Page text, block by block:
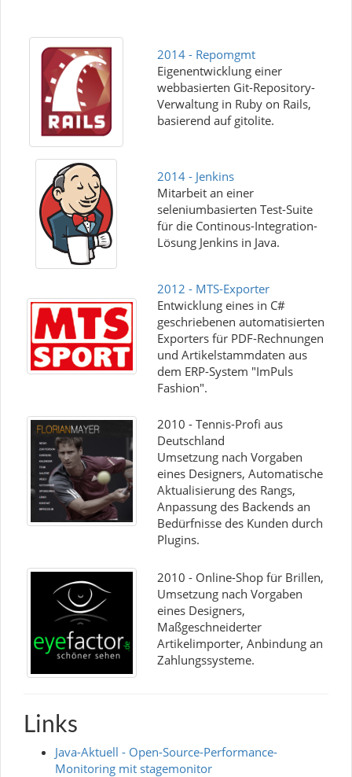
2014 - Repomgmt
Eigenentwicklung einer
webbasierten Git-Repository-
Verwaltung in Ruby on Rails,
basierend auf gitolite.
2014 - Jenkins
Mitarbeit an einer
seleniumbasierten Test-Suite
für die Continous-Integration-
Lösung Jenkins in Java.
2012 - MTS-Exporter
Entwicklung eines in C#
geschriebenen automatisierten
Exporters für PDF-Rechnungen
und Artikelstammdaten aus
dem ERP-System "ImPuls
Fashion".
2010 - Tennis-Profi aus
Deutschland
Umsetzung nach Vorgaben
eines Designers, Automatische
Aktualisierung des Rangs,
Anpassung des Backends an
Bedürfnisse des Kunden durch
Plugins.
2010 - Online-Shop für Brillen,
Umsetzung nach Vorgaben
eines Designers,
Maßgeschneiderter
Artikelimporter, Anbindung an
Zahlungssysteme.
Links
Java-Aktuell - Open-Source-Performance-
Monitoring mit stagemonitor